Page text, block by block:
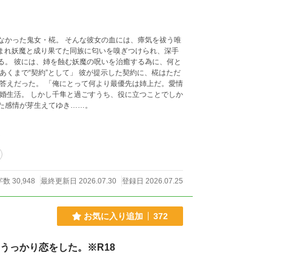
った鬼女・椛。 そんな彼女の血には、瘴気を祓う唯
彼には、姉を蝕む妖魔の呪いを治癒する為に、何と
先は姉上だ。愛情
感情が芽生えてゆき……。
数 30,948 最終更新日 2026.07.30 登録日 2026.07.25
お気に入り追加 372
うっかり恋をした。※R18